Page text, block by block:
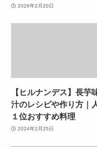
2026年2月20日
【ヒルナンデス】長芋
汁のレシピや作り方｜
１位おすすめ料理
2024年2月25日